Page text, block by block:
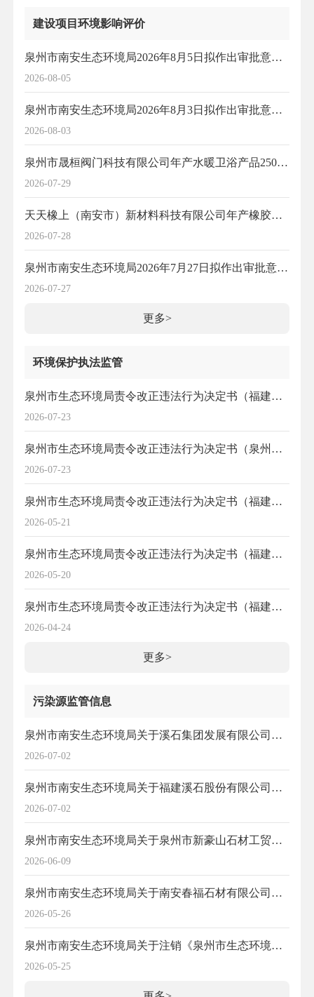
建设项目环境影响评价
2026-08-05
泉州市南安生态环境局2026年8月5日拟作出审批意见的建设项目公开（沪消消防科技有限公司年产消防水带500万米、消防设备13万件项目）
2026-08-03
泉州市南安生态环境局2026年8月3日拟作出审批意见的建设项目公开（泉州市三新塑业有限公司年总产6100吨可降解塑料袋项目）
2026-07-29
泉州市晟桓阀门科技有限公司年产水暖卫浴产品2500吨项目环境影响报告表受理情况公示（2026年7月29日）
2026-07-28
天天橡上（南安市）新材料科技有限公司年产橡胶制品（橡胶密封圈、密封垫）400吨项目环境影响报告表受理情况公示（2026年7月28日）
2026-07-27
泉州市南安生态环境局2026年7月27日拟作出审批意见的建设项目公开（泉州市冠维阀门科技有限公司年产铜阀门1000吨、水暖配件1000吨、消防阀门3000吨、进水软管50万米、塑料卫浴配件3000吨项目）
更多>
环境保护执法监管
2026-07-23
泉州市生态环境局责令改正违法行为决定书（福建省南安市永利源综合食品有限公司）
2026-07-23
泉州市生态环境局责令改正违法行为决定书（泉州市海中鲜食品有限公司、福建泉州达兴食品有限公司）
2026-05-21
泉州市生态环境局责令改正违法行为决定书（福建国信铝业有限公司）
2026-05-20
泉州市生态环境局责令改正违法行为决定书（福建铠彦有色金属回收利用有限公司）
2026-04-24
泉州市生态环境局责令改正违法行为决定书（福建省南安市吉兴陶瓷有限公司）
更多>
污染源监管信息
2026-07-02
泉州市南安生态环境局关于溪石集团发展有限公司申请注销排污许可证的复函
2026-07-02
泉州市南安生态环境局关于福建溪石股份有限公司申请注销排污许可证的复函
2026-06-09
泉州市南安生态环境局关于泉州市新豪山石材工贸有限公司申请注销排污许可证的复函
2026-05-26
泉州市南安生态环境局关于南安春福石材有限公司申请注销排污许可证的复函
2026-05-25
泉州市南安生态环境局关于注销《泉州市生态环境局关于泉州明昊机械有限公司年产机动车保险杠10万套、车用空调箱及冷却模块5万套建设项目环境影响报告表的批复》的公告